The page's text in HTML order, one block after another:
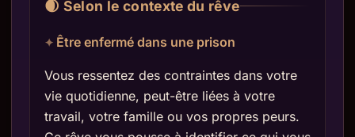
🌒 Selon le contexte du rêve
Être enfermé dans une prison
Vous ressentez des contraintes dans votre
vie quotidienne, peut-être liées à votre
travail, votre famille ou vos propres peurs.